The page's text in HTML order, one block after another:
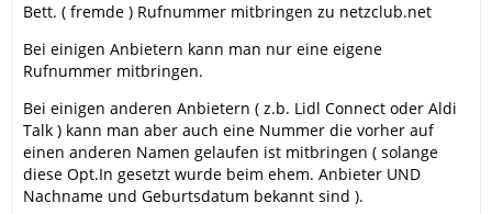
Bett. ( fremde ) Rufnummer mitbringen zu netzclub.net
Bei einigen Anbietern kann man nur eine eigene
Rufnummer mitbringen.
Bei einigen anderen Anbietern ( z.b. Lidl Connect oder Aldi
Talk ) kann man aber auch eine Nummer die vorher auf
einen anderen Namen gelaufen ist mitbringen ( solange
diese Opt.In gesetzt wurde beim ehem. Anbieter UND
Nachname und Geburtsdatum bekannt sind ).